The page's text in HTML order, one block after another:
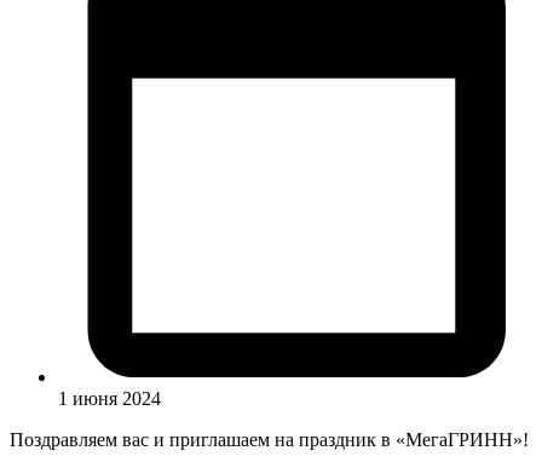
1 июня 2024
Поздравляем вас и приглашаем на праздник в «МегаГРИНН»!